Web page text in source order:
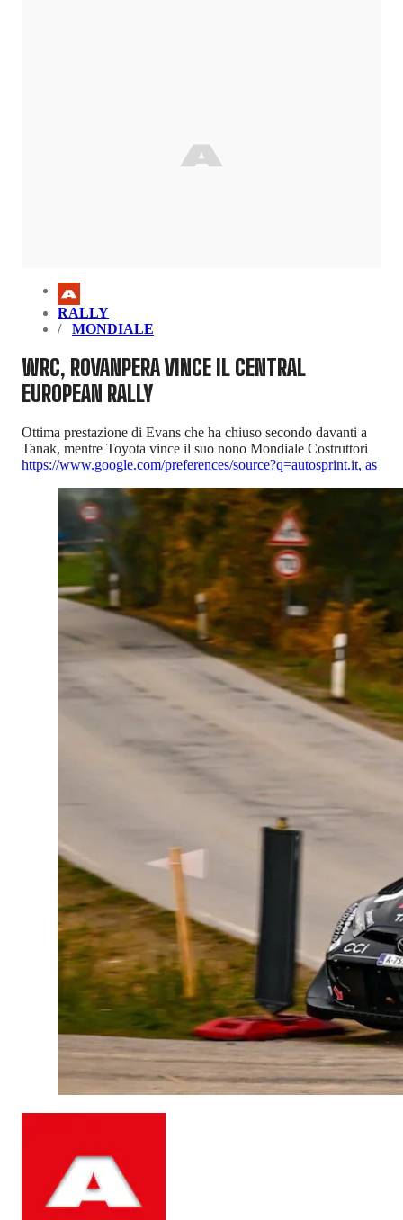
RALLY
MONDIALE
WRC, ROVANPERA VINCE IL CENTRAL
EUROPEAN RALLY
Ottima prestazione di Evans che ha chiuso secondo davanti a
Tanak, mentre Toyota vince il suo nono Mondiale Costruttori
https://www.google.com/preferences/source?q=autosprint.it, as